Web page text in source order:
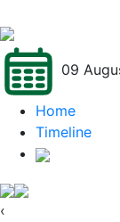
09
Home
Timeline
‹